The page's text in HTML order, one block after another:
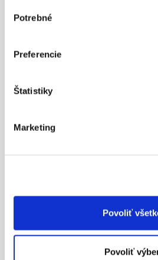
súhlasu
Potrebné
Preferencie
Štatistiky
Marketing
Povoliť
Povoliť
REAR WHEEL WORK STAND FOR